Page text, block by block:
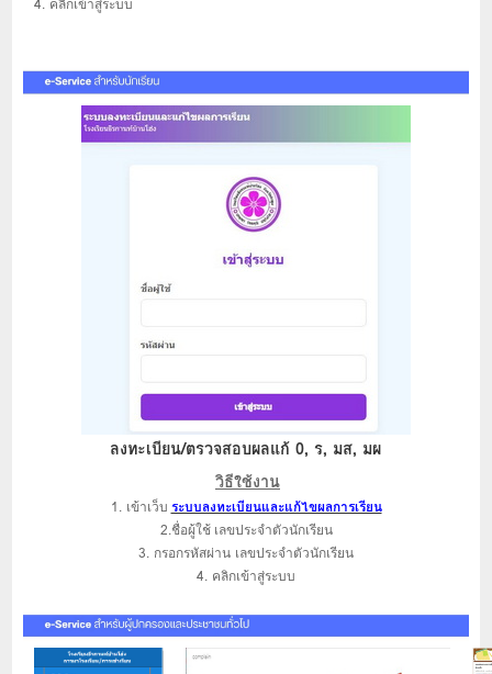
4. คลิกเข้าสู่ระบบ
ลงทะเบียน/ตรวจสอบผลแก้ 0, ร, มส, มผ
วิธีใช้งาน
1. เข้าเว็บ ระบบลงทะเบียนและแก้ไขผลการเรียน
2.ชื่อผู้ใช้ เลขประจำตัวนักเรียน
3. กรอกรหัสผ่าน เลขประจำตัวนักเรียน
4. คลิกเข้าสู่ระบบ